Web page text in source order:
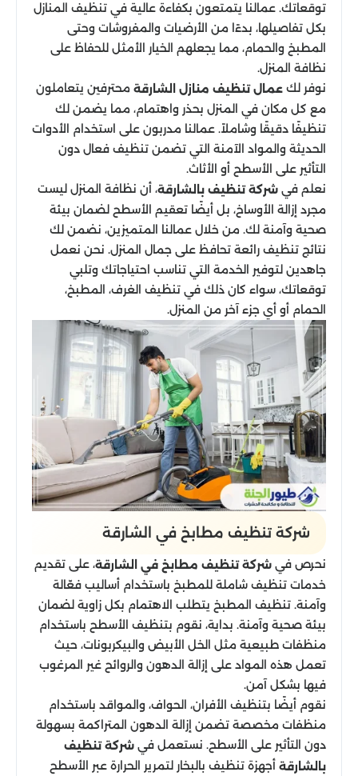
توقعاتك. عمالنا يتمتعون بكفاءة عالية في تنظيف المنازل
بكل تفاصيلها، بدءًا من الأرضيات والمفروشات وحتى
المطبخ والحمام، مما يجعلهم الخيار الأمثل للحفاظ على
نظافة المنزل.
نوفر لك عمال تنظيف منازل الشارقة محترفين يتعاملون
مع كل مكان في المنزل بحذر واهتمام، مما يضمن لك
تنظيفًا دقيقًا وشاملاً. عمالنا مدربون على استخدام الأدوات
الحديثة والمواد الآمنة التي تضمن تنظيف فعال دون
التأثير على الأسطح أو الأثاث.
نعلم في شركة تنظيف بالشارقة، أن نظافة المنزل ليست
مجرد إزالة الأوساخ، بل أيضًا تعقيم الأسطح لضمان بيئة
صحية وآمنة لك. من خلال عمالنا المتميزين، نضمن لك
نتائج تنظيف رائعة تحافظ على جمال المنزل. نحن نعمل
جاهدين لتوفير الخدمة التي تناسب احتياجاتك وتلبي
توقعاتك، سواء كان ذلك في تنظيف الغرف، المطبخ،
الحمام أو أي جزء آخر من المنزل.
شركة تنظيف مطابخ في الشارقة
نحرص في شركة تنظيف مطابخ في الشارقة، على تقديم
خدمات تنظيف شاملة للمطبخ باستخدام أساليب فعّالة
وآمنة. تنظيف المطبخ يتطلب الاهتمام بكل زاوية لضمان
بيئة صحية وآمنة. بداية، نقوم بتنظيف الأسطح باستخدام
منظفات طبيعية مثل الخل الأبيض والبيكربونات، حيث
تعمل هذه المواد على إزالة الدهون والروائح غير المرغوب
فيها بشكل آمن.
نقوم أيضًا بتنظيف الأفران، الحواف، والمواقد باستخدام
منظفات مخصصة تضمن إزالة الدهون المتراكمة بسهولة
دون التأثير على الأسطح. نستعمل في شركة تنظيف
بالشارقة أجهزة تنظيف بالبخار لتمرير الحرارة عبر الأسطح